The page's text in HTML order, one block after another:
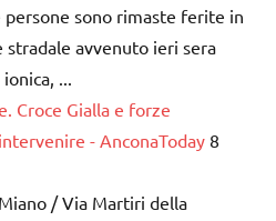
sono rimaste ferite in
avvenuto ieri sera
...
Croce Gialla e forze
- AnconaToday 8
/ Via Martiri della